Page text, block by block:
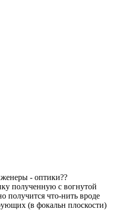
- оптики??
полученную с вогнутой
получится что-нить вроде
(в фокальн плоскости)